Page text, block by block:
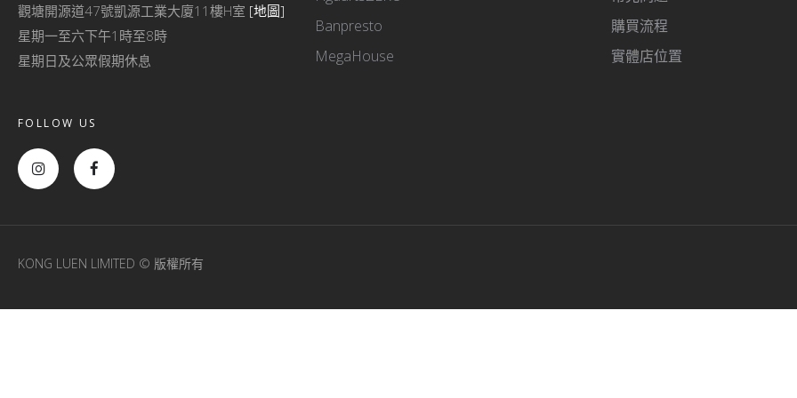
觀塘開源道47號凱源工業大廈11樓H室 [地圖]
星期一至六下午1時至8時
星期日及公眾假期休息
FOLLOW US
Banpresto
MegaHouse
購買流程
實體店位置
KONG LUEN LIMITED © 版權所有